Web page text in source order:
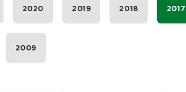
2020 2019 2018 2017
2009